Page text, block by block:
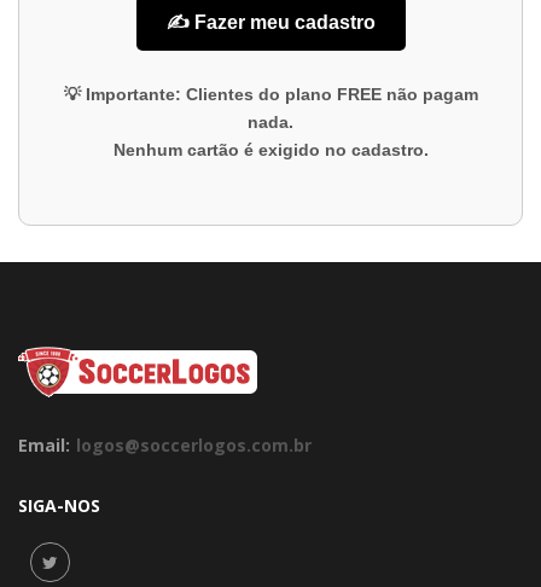
✍️ Fazer meu cadastro
💡 Importante: Clientes do plano FREEnão pagam
nada.
Nenhum cartão é exigido no cadastro.
Email: logos@soccerlogos.com.br
SIGA-NOS